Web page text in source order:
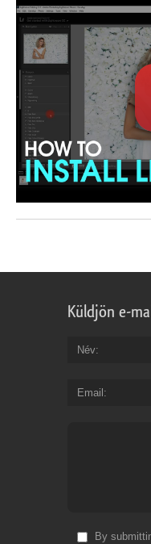
Küldjön e-
Név
Email
By